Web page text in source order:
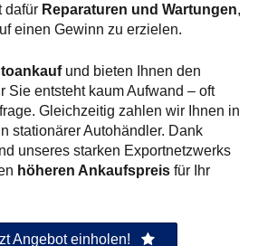
dafür Reparaturen und Wartungen,
einen Gewinn zu erzielen.
und bieten Ihnen den
Sie entsteht kaum Aufwand – oft
Gleichzeitig zahlen wir Ihnen in
stationärer Autohändler. Dank
unseres starken Exportnetzwerks
höheren Ankaufspreis für Ihr
Angebot einholen!